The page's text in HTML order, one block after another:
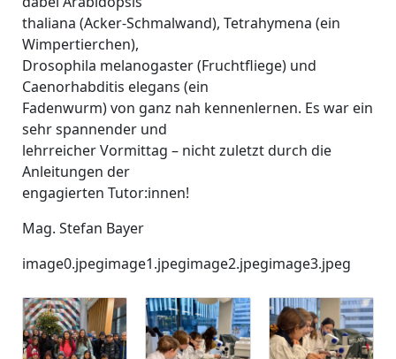
thaliana (Acker-Schmalwand), Tetrahymena (ein
Wimpertierchen),
Drosophila melanogaster (Fruchtfliege) und
Caenorhabditis elegans (ein
Fadenwurm) von ganz nah kennenlernen. Es war ein
sehr spannender und
lehrreicher Vormittag – nicht zuletzt durch die
Anleitungen der
engagierten Tutor:innen!
Mag. Stefan Bayer
image0.jpegimage1.jpegimage2.jpegimage3.jpeg